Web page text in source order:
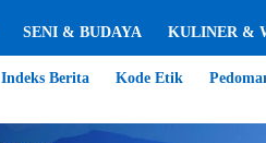
SENI & BUDAYA KULINER &
Indeks Berita Kode Etik